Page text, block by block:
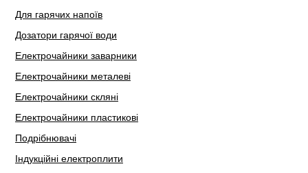
Для гарячих напоїв
Дозатори гарячої води
Електрочайники заварники
Електрочайники металеві
Електрочайники скляні
Електрочайники пластикові
Подрібнювачі
Індукційні електроплити